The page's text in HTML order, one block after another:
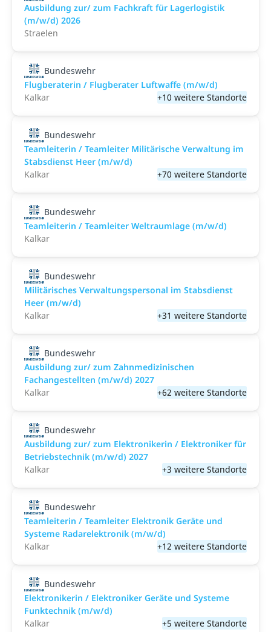
Ausbildung zur/ zum Fachkraft für Lagerlogistik
(m/w/d) 2026
Straelen
Bundeswehr
Flugberaterin / Flugberater Luftwaffe (m/w/d)
Kalkar
+10 weitere Standorte
Bundeswehr
Teamleiterin / Teamleiter Militärische Verwaltung im
Stabsdienst Heer (m/w/d)
Kalkar
+70 weitere Standorte
Bundeswehr
Teamleiterin / Teamleiter Weltraumlage (m/w/d)
Kalkar
Bundeswehr
Militärisches Verwaltungspersonal im Stabsdienst
Heer (m/w/d)
Kalkar
+31 weitere Standorte
Bundeswehr
Ausbildung zur/ zum Zahnmedizinischen
Fachangestellten (m/w/d) 2027
Kalkar
+62 weitere Standorte
Bundeswehr
Ausbildung zur/ zum Elektronikerin / Elektroniker für
Betriebstechnik (m/w/d) 2027
Kalkar
+3 weitere Standorte
Bundeswehr
Teamleiterin / Teamleiter Elektronik Geräte und
Systeme Radarelektronik (m/w/d)
Kalkar
+12 weitere Standorte
Bundeswehr
Elektronikerin / Elektroniker Geräte und Systeme
Funktechnik (m/w/d)
Kalkar
+5 weitere Standorte